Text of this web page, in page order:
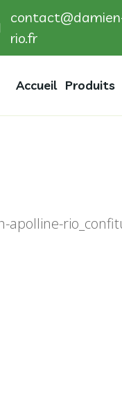
rio.fr
Accueil Produits